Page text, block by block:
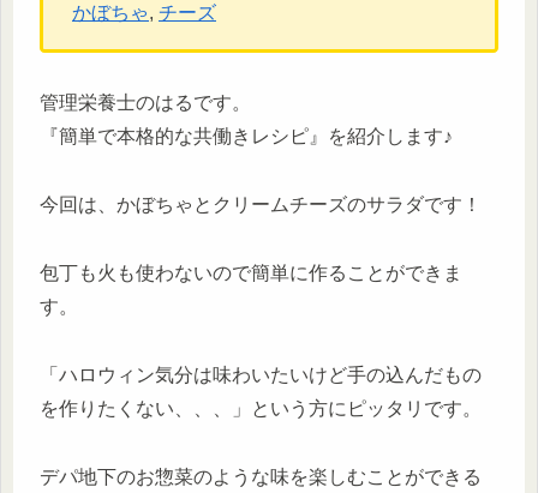
かぼちゃ, チーズ
管理栄養士のはるです。
『簡単で本格的な共働きレシピ』を紹介します♪
今回は、かぼちゃとクリームチーズのサラダです！
包丁も火も使わないので簡単に作ることができま
す。
「ハロウィン気分は味わいたいけど手の込んだもの
を作りたくない、、、」という方にピッタリです。
デパ地下のお惣菜のような味を楽しむことができる